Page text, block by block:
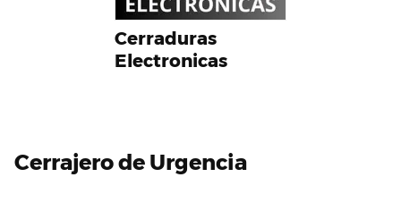
Cerraduras
Electronicas
Cerrajerode Urgencia